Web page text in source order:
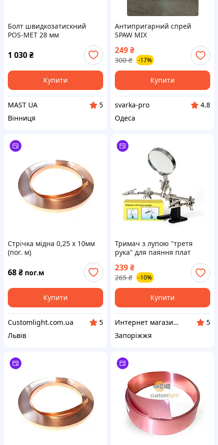
Болт швидкозатискний
POS-MET 28 мм
1 030₴
Купити
MAST UA
5
Вінниця
Антипригарний спрей
SPAW MIX
249₴
300 ₴ -17%
Купити
svarka-pro
4.8
Одеса
Стрічка мідна 0,25 х 10мм
(пог. м)
68₴ пог.м
Купити
Customlight.com.ua
5
Львів
Тримач з лупою "третя
рука" для паяння плат
239₴
265 ₴ -10%
Купити
Интернет магазин "3 щітки"
5
Запоріжжя